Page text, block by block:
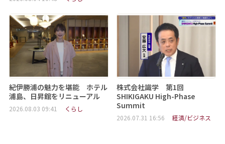
紀伊勝浦の魅力を堪能 ホテル
浦島、日昇館をリニューアル
2026.08.03 09:41 くらし
株式会社識学 第1回
SHIKIGAKU High-Phase
Summit
2026.07.31 16:56 経済/ビジネス